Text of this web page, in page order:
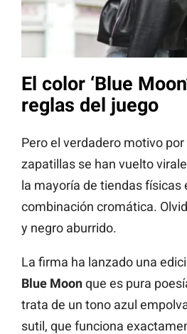
El color ‘Blue
reglas del juego
Pero el verdadero motivo
zapatillas se han vuelto
la mayoría de tiendas físicas
combinación cromática.
y negro aburrido.
La firma ha lanzado una
Blue Moonque es pura
trata de un tono azul
sutil, que funciona